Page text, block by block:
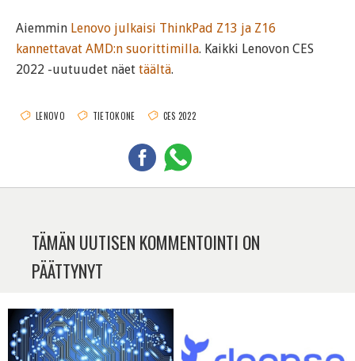
Aiemmin Lenovo julkaisi ThinkPad Z13 ja Z16
kannettavat AMD:n suorittimilla. Kaikki Lenovon CES
2022 -uutuudet näet täältä.
LENOVO TIETOKONE CES 2022
TÄMÄN UUTISEN KOMMENTOINTI ON
PÄÄTTYNYT